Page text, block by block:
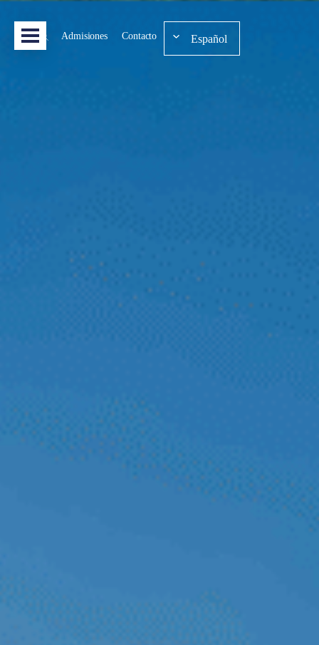
Admisiones Contacto Español